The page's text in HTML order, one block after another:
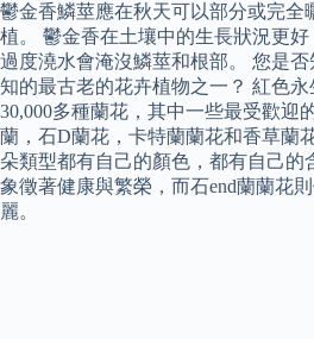
鬱金香鱗莖應在秋天可以部分或完全
植。 鬱金香在土壤中的生長狀況更
過度澆水會淹沒鱗莖和根部。 您是
知的最古老的花卉植物之一？ 紅色
30,000多種蘭花，其中一些最受歡迎
蘭，石D蘭花，卡特蘭蘭花和香草蘭
朵類型都有自己的顏色，都有自己的
象徵著健康與繁榮，而石end蘭蘭花
麗。